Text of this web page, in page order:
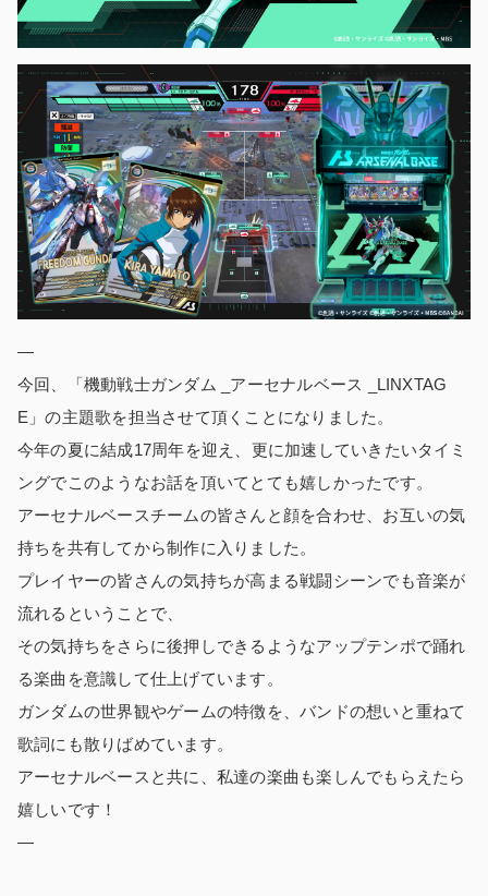
—
今回、「機動戦士ガンダム _アーセナルベース _LINXTAG
E」の主題歌を担当させて頂くことになりました。
今年の夏に結成17周年を迎え、更に加速していきたいタイミ
ングでこのようなお話を頂いてとても嬉しかったです。
アーセナルベースチームの皆さんと顔を合わせ、お互いの気
持ちを共有してから制作に入りました。
プレイヤーの皆さんの気持ちが高まる戦闘シーンでも音楽が
流れるということで、
その気持ちをさらに後押しできるようなアップテンポで踊れ
る楽曲を意識して仕上げています。
ガンダムの世界観やゲームの特徴を、バンドの想いと重ねて
歌詞にも散りばめています。
アーセナルベースと共に、私達の楽曲も楽しんでもらえたら
嬉しいです！
—